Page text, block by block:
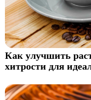
Как улучшить
хитрости для